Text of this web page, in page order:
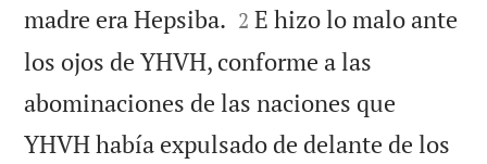
madre era Hepsiba. 

2 E hizo lo malo ante
los ojos de YHVH, conforme a las
abominaciones de las naciones que
YHVH había expulsado de delante de los